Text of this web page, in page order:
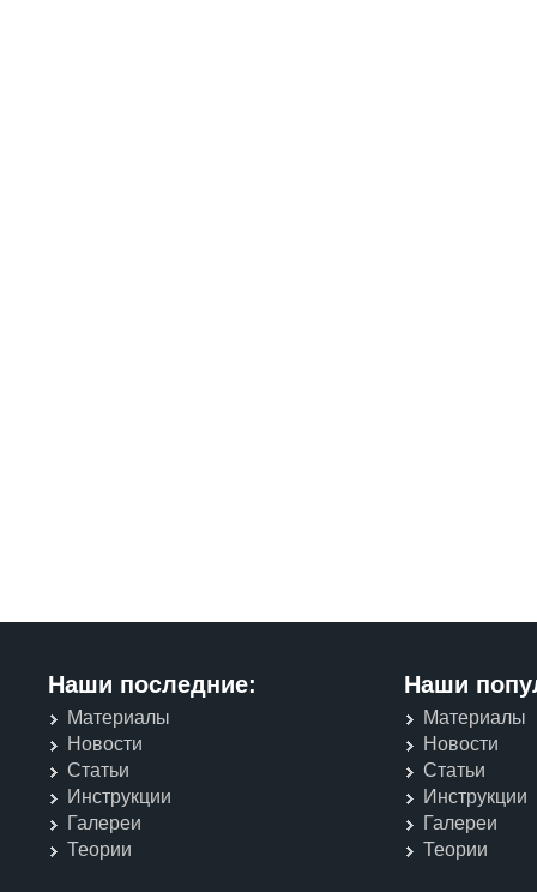
Наши последние:
Материалы
Новости
Статьи
Инструкции
Галереи
Теории
Наши
Материалы
Новости
Статьи
Инструкции
Галереи
Теории